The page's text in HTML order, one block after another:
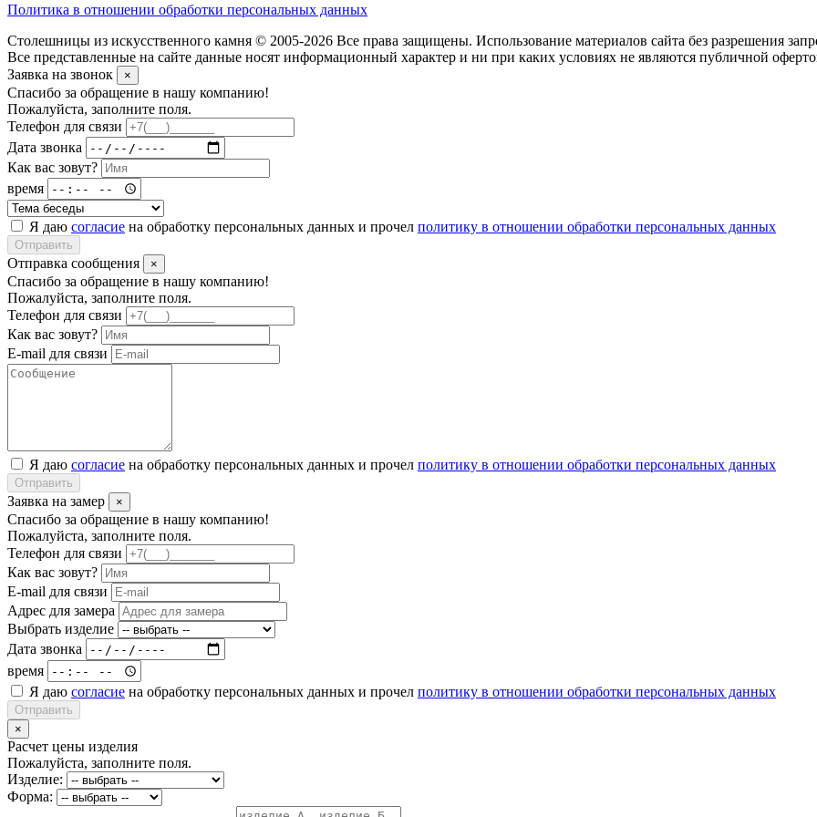
Политика в отношении обработки персональных данных
Столешницы из искусственного камня © 2005-2026 Все права защищены. Использование материалов сайта без разрешения
Все представленные на сайте данные носят информационный характер и ни при каких условиях не являются публичной
Заявка на звонок
×
Спасибо за обращение в нашу компанию!
Пожалуйста, заполните поля.
Телефон для связи
Дата звонка
Как вас зовут?
время
Я даю согласие на обработку персональных данных и прочел политику в отношении обработки персональных данных
Отправить
Отправка сообщения ×
Спасибо за обращение в нашу компанию!
Пожалуйста, заполните поля.
Телефон для связи
Как вас зовут?
E-mail для связи
Я даю согласие на обработку персональных данных и прочел политику в отношении обработки персональных данных
Отправить
Заявка на замер ×
Спасибо за обращение в нашу компанию!
Пожалуйста, заполните поля.
Телефон для связи
Как вас зовут?
E-mail для связи
Адрес для замера
Выбрать изделие
Дата звонка
время
Я даю согласие на обработку персональных данных и прочел политику в отношении обработки персональных данных
Отправить
×
Расчет цены изделия
Пожалуйста, заполните поля.
Изделие:
Форма: